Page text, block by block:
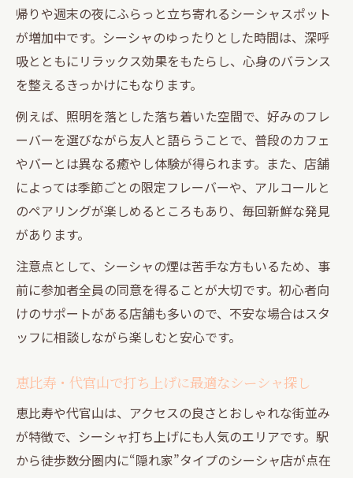
帰りや週末の夜にふらっと立ち寄れるシーシャスポット
が増加中です。シーシャのゆったりとした時間は、深呼
吸とともにリラックス効果をもたらし、心身のバランス
を整えるきっかけにもなります。
例えば、照明を落とした落ち着いた空間で、好みのフレ
ーバーを選びながら友人と語らうことで、普段のカフェ
やバーとは異なる癒やし体験が得られます。また、店舗
によっては季節ごとの限定フレーバーや、アルコールと
のペアリングが楽しめるところもあり、毎回新鮮な発見
があります。
注意点として、シーシャの煙は苦手な方もいるため、事
前に参加者全員の同意を得ることが大切です。初心者向
けのサポートがある店舗も多いので、不安な場合はスタ
ッフに相談しながら楽しむと安心です。
恵比寿・代官山で打ち上げに最適なシーシャ探し
恵比寿や代官山は、アクセスの良さとおしゃれな街並み
が特徴で、シーシャ打ち上げにも人気のエリアです。駅
から徒歩数分圏内に“隠れ家”タイプのシーシャ店が点在